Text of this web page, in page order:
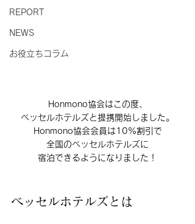
REPORT
NEWS
お役立ちコラム
Honmono協会はこの度、
ベッセルホテルズと提携開始しました。
Honmono協会会員は10%割引で
全国のベッセルホテルズに
宿泊できるようになりました！
ベッセルホテルズとは